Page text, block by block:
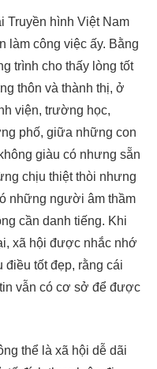
Truyền hình Việt Nam
làm công việc ấy. Bằng
trình cho thấy lòng tốt
thôn và thành thị, ở
viện, trường học,
phố, giữa những con
giàu có nhưng sẵn
chịu thiệt thòi nhưng
những người âm thầm
cần danh tiếng. Khi
xã hội được nhắc nhớ
điều tốt đẹp, rằng cái
vẫn có cơ sở để được
thể là xã hội dễ dãi